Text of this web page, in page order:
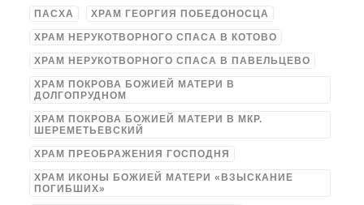
ПАСХА ХРАМ ГЕОРГИЯ ПОБЕДОНОСЦА
ХРАМ НЕРУКОТВОРНОГО СПАСА В КОТОВО
ХРАМ НЕРУКОТВОРНОГО СПАСА В ПАВЕЛЬЦЕВО
ХРАМ ПОКРОВА БОЖИЕЙ МАТЕРИ В
ДОЛГОПРУДНОМ
ХРАМ ПОКРОВА БОЖИЕЙ МАТЕРИ В МКР.
ШЕРЕМЕТЬЕВСКИЙ
ХРАМ ПРЕОБРАЖЕНИЯ ГОСПОДНЯ
ХРАМ ИКОНЫ БОЖИЕЙ МАТЕРИ «ВЗЫСКАНИЕ
ПОГИБШИХ»